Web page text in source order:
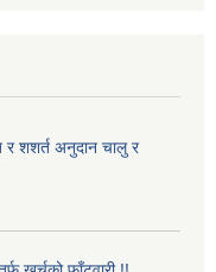
र शशर्त अनुदान चालु र